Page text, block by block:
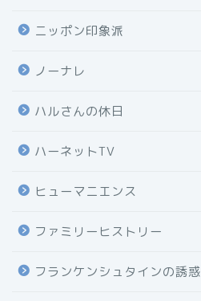
ニッポン印象派
ノーナレ
ハルさんの休日
ハーネットTV
ヒューマニエンス
ファミリーヒストリー
フランケンシュタインの誘惑